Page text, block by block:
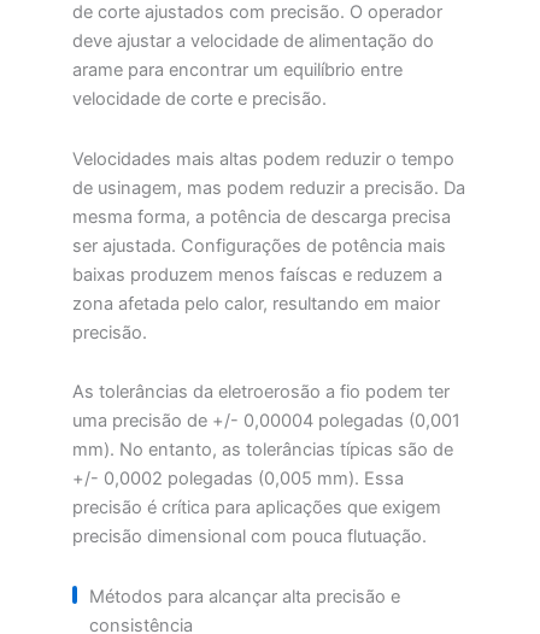
de corte ajustados com precisão. O operador
deve ajustar a velocidade de alimentação do
arame para encontrar um equilíbrio entre
velocidade de corte e precisão.
Velocidades mais altas podem reduzir o tempo
de usinagem, mas podem reduzir a precisão. Da
mesma forma, a potência de descarga precisa
ser ajustada. Configurações de potência mais
baixas produzem menos faíscas e reduzem a
zona afetada pelo calor, resultando em maior
precisão.
As tolerâncias da eletroerosão a fio podem ter
uma precisão de +/- 0,00004 polegadas (0,001
mm). No entanto, as tolerâncias típicas são de
+/- 0,0002 polegadas (0,005 mm). Essa
precisão é crítica para aplicações que exigem
precisão dimensional com pouca flutuação.
Métodos para alcançar alta precisão e
consistência